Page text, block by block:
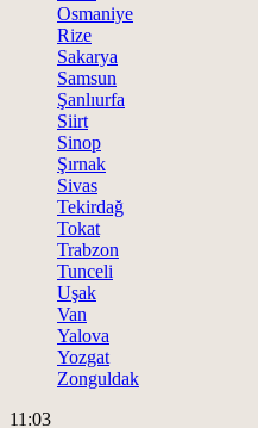
Osmaniye
Rize
Sakarya
Samsun
Şanlıurfa
Siirt
Sinop
Şırnak
Sivas
Tekirdağ
Tokat
Trabzon
Tunceli
Uşak
Van
Yalova
Yozgat
Zonguldak
11:03